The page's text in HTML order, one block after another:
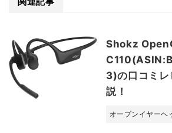
Shokz
3)の口コミレ
説！
オープンイヤーヘ